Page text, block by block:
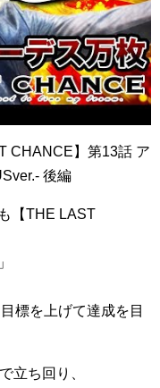
CHANCE】第13話 ア
後編
【THE LAST
標を上げて達成を目
立ち回り、